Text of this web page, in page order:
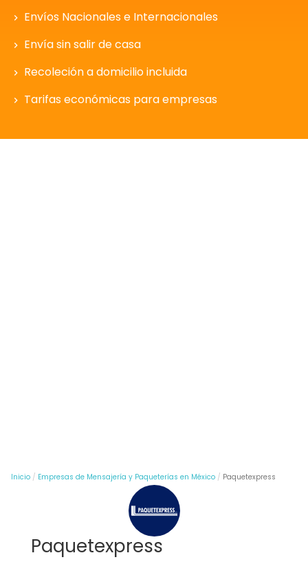
Envíos Nacionales e Internacionales
Envía sin salir de casa
Recoleción a domicilio incluida
Tarifas económicas para empresas
Inicio Empresas de Mensajería y Paqueterías en México Paquetexpress
Paquetexpress